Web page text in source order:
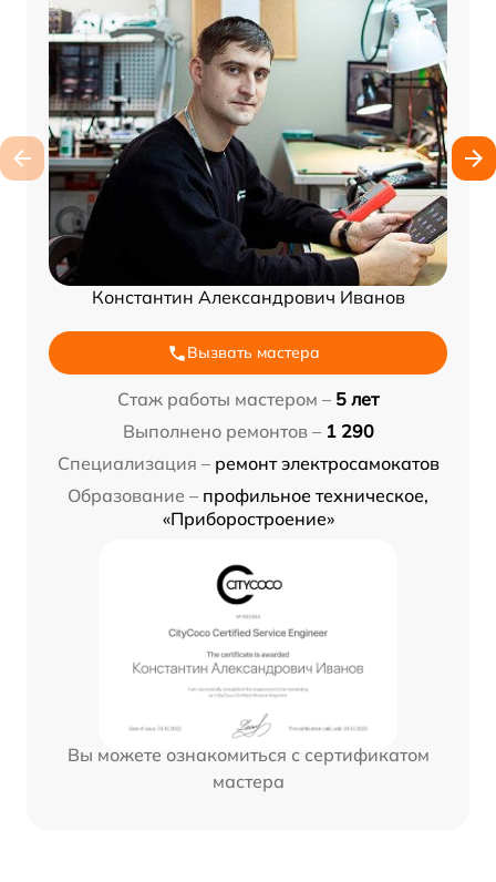
Константин Александрович Иванов
Вызвать мастера
Стаж работы мастером – 5 лет
Выполнено ремонтов – 1 290
Специализация – ремонт электросамокатов
Образование – профильное техническое,
«Приборостроение»
Вы можете ознакомиться с сертификатом
мастера